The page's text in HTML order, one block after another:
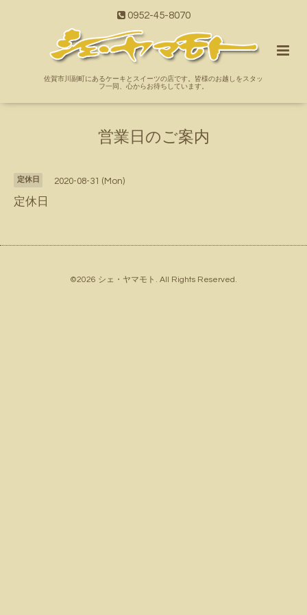
0952-45-8070
佐賀市川副町にあるケーキとスイーツの店です。皆様のお越しをスタッ
フ一同、心からお待ちしています。
営業日のご案内
定休日 2020-08-31 (Mon)
定休日
©2026 シェ・ヤマモト . All Rights Reserved.